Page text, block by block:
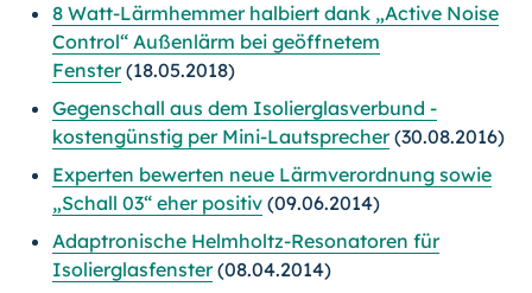
8 Watt-Lärmhemmer halbiert dank „Active Noise
Control“ Außenlärm bei geöffnetem
Fenster(18.05.2018)
Gegenschall aus dem Isolierglasverbund -
kostengünstig per Mini-Lautsprecher(30.08.2016)
Experten bewerten neue Lärmverordnung sowie
„Schall 03“ eher positiv (09.06.2014)
Adaptronische Helmholtz-Resonatoren für
Isolierglasfenster(08.04.2014)